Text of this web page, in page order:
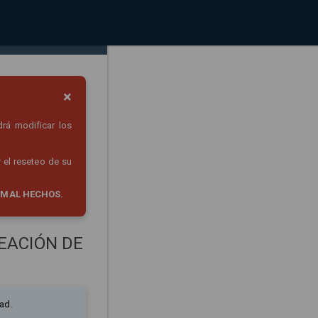
×
modificar los
el reseteo de su
HECHOS.
DE